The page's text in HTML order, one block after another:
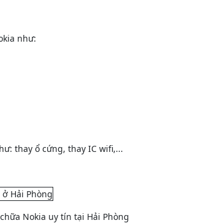
như:
thay ổ cứng, thay IC wifi,...
Nokia uy tín tại Hải Phòng